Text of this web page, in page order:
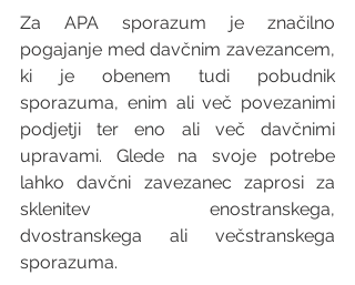
Za APA sporazum je značilno
pogajanje med davčnim zavezancem,
ki je obenem tudi pobudnik
sporazuma, enim ali več povezanimi
podjetji ter eno ali več davčnimi
upravami. Glede na svoje potrebe
lahko davčni zavezanec zaprosi za
sklenitev enostranskega,
dvostranskega ali večstranskega
sporazuma.